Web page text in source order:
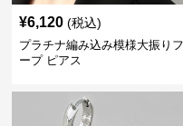
¥6,120 (税込)
プラチナ編み込み模様大振りフ
ープ ピアス